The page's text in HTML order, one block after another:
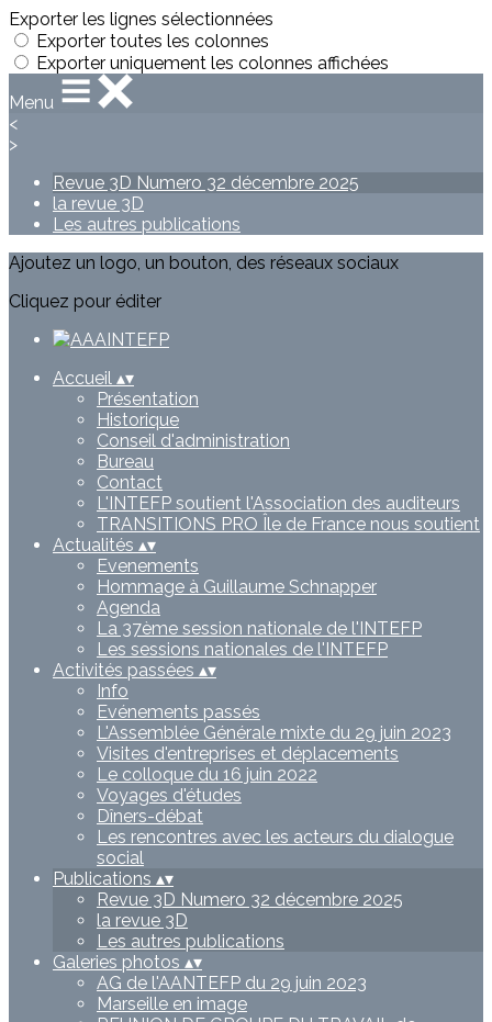
Exporter les lignes sélectionnées
Exporter toutes les colonnes
Exporter uniquement les colonnes affichées
Menu
<
>
Revue 3D Numero 32 décembre 2025
la revue 3D
Les autres publications
Ajoutez un logo, un bouton, des réseaux sociaux
Cliquez pour éditer
Accueil ▴▾
Présentation
Historique
Conseil d'administration
Bureau
Contact
L'INTEFP soutient l'Association des auditeurs
TRANSITIONS PRO Île de France nous soutient
Actualités ▴▾
Evenements
Hommage à Guillaume Schnapper
Agenda
La 37ème session nationale de l'INTEFP
Les sessions nationales de l'INTEFP
Activités passées ▴▾
Info
Evénements passés
L'Assemblée Générale mixte du 29 juin 2023
Visites d'entreprises et déplacements
Le colloque du 16 juin 2022
Voyages d'études
Dîners-débat
Les rencontres avec les acteurs du dialogue
social
Publications ▴▾
Revue 3D Numero 32 décembre 2025
la revue 3D
Les autres publications
Galeries photos ▴▾
AG de l'AANTEFP du 29 juin 2023
Marseille en image